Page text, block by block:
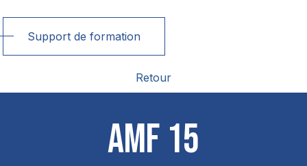
Support de formation
Retour
AMF 15